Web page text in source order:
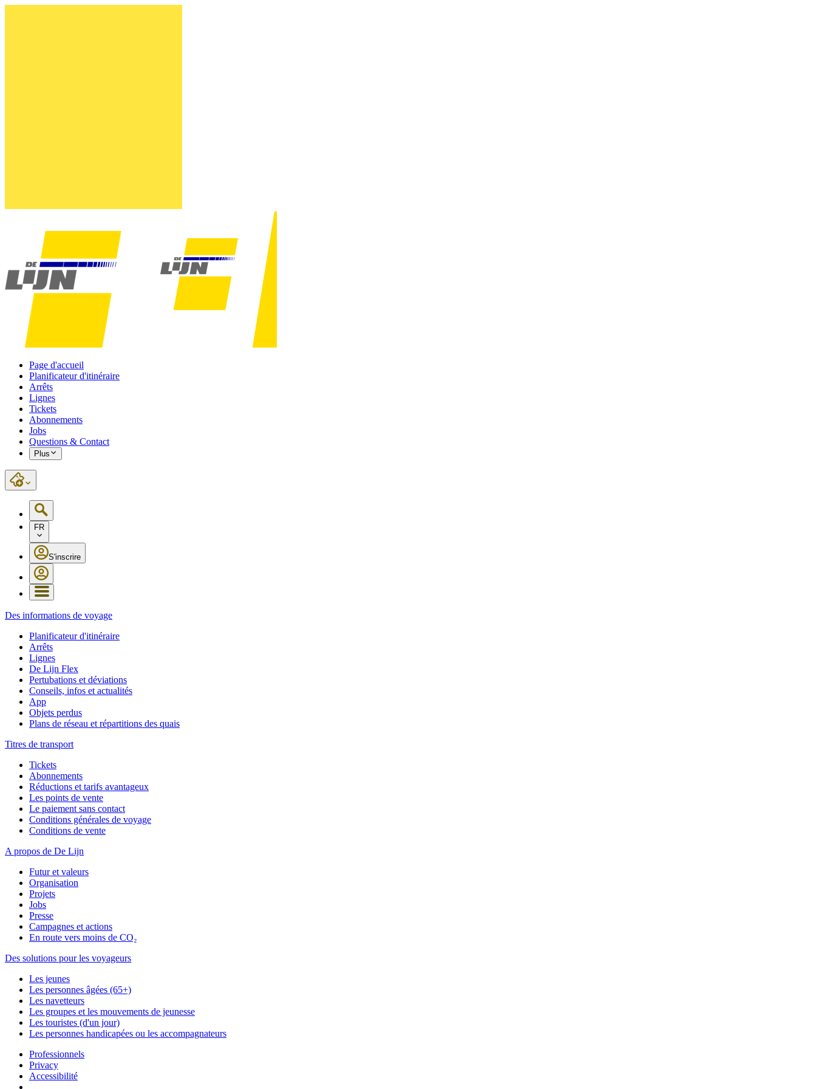
Page d'accueil
Planificateur d'itinéraire
Arrêts
Lignes
Tickets
Abonnements
Jobs
Questions & Contact
Plus
FR
S'inscrire
Des informations de voyage
Planificateur d'itinéraire
Arrêts
Lignes
De Lijn Flex
Pertubations et déviations
Conseils, infos et actualités
App
Objets perdus
Plans de réseau et répartitions des quais
Titres de transport
Tickets
Abonnements
Réductions et tarifs avantageux
Les points de vente
Le paiement sans contact
Conditions générales de voyage
Conditions de vente
A propos de De Lijn
Futur et valeurs
Organisation
Projets
Jobs
Presse
Campagnes et actions
En route vers moins de CO₂
Des solutions pour les voyageurs
Les jeunes
Les personnes âgées (65+)
Les navetteurs
Les groupes et les mouvements de jeunesse
Les touristes (d'un jour)
Les personnes handicapées ou les accompagnateurs
Professionnels
Privacy
Accessibilité